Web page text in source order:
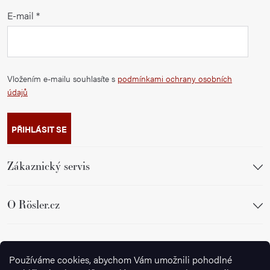
Používáme cookies, abychom Vám umožnili pohodlné
E-mail
Vložením e-mailu souhlasíte s podmínkami ochrany osobních
údajů
PŘIHLÁSIT SE
Zákaznický servis
O Rösler.cz
Sledujte nás